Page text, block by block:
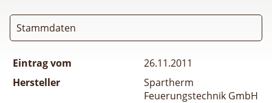
Stammdaten
Eintrag vom
26.11.2011
Hersteller
Spartherm
Feuerungstechnik GmbH